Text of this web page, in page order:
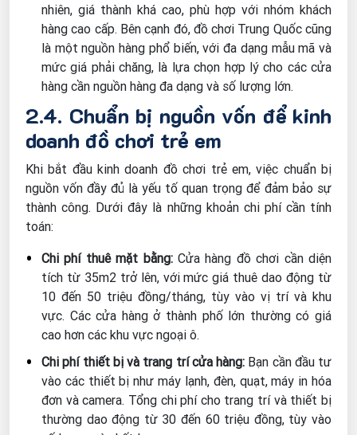
nhiên, giá thành khá cao, phù hợp với nhóm khách
hàng cao cấp. Bên cạnh đó, đồ chơi Trung Quốc cũng
là một nguồn hàng phổ biến, với đa dạng mẫu mã và
mức giá phải chăng, là lựa chọn hợp lý cho các cửa
hàng cần nguồn hàng đa dạng và số lượng lớn.
2.4. Chuẩn bị nguồn vốn để kinh
doanh đồ chơi trẻ em
Khi bắt đầu kinh doanh đồ chơi trẻ em, việc chuẩn bị
nguồn vốn đầy đủ là yếu tố quan trọng để đảm bảo sự
thành công. Dưới đây là những khoản chi phí cần tính
toán:
Chi phí thuê mặt bằng:Cửa hàng đồ chơi cần diện
tích từ 35m2 trở lên, với mức giá thuê dao động từ
10 đến 50 triệu đồng/tháng, tùy vào vị trí và khu
vực. Các cửa hàng ở thành phố lớn thường có giá
cao hơn các khu vực ngoại ô.
Chi phí thiết bị và trang trí cửa hàng: Bạn cần đầu tư
vào các thiết bị như máy lạnh, đèn, quạt, máy in hóa
đơn và camera. Tổng chi phí cho trang trí và thiết bị
thường dao động từ 30 đến 60 triệu đồng, tùy vào